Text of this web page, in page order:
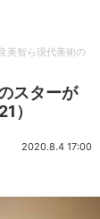
美智ら現代美術の
スターが
）
2020.8.4 17:00